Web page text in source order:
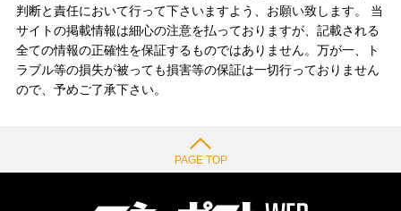
判断と責任において行って下さいますよう、お願い致します。 当
サイトの掲載情報は細心の注意を払っておりますが、記載される
全ての情報の正確性を保証するものではありません。万が一、ト
ラブル等の損失が被っても損害等の保証は一切行っておりません
ので、予めご了承下さい。
PAGE TOP